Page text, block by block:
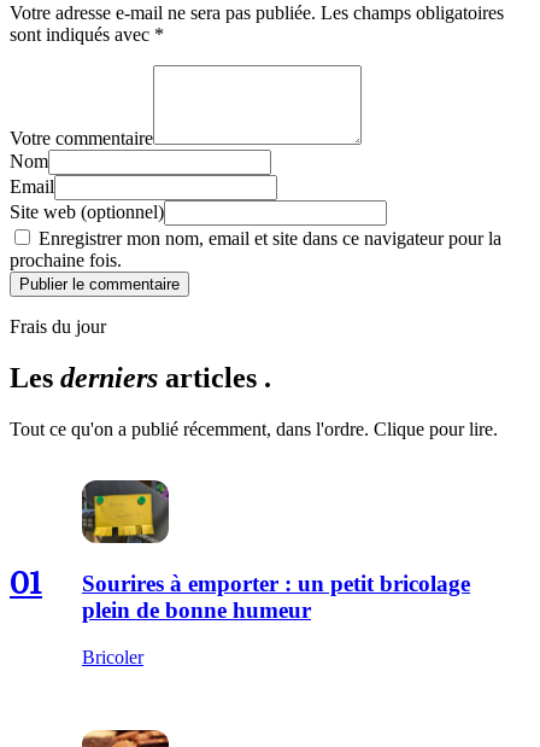
Votre adresse e-mail ne sera pas publiée. Les champs obligatoires
sont indiqués avec *
Votre commentaire
Nom
Email
Site web (optionnel)
Enregistrer mon nom, email et site dans ce navigateur pour la
prochaine fois.
Publier le commentaire
Frais du jour
Les derniers articles .
Tout ce qu'on a publié récemment, dans l'ordre. Clique pour lire.
01
Sourires à emporter : un petit bricolage
plein de bonne humeur
Bricoler